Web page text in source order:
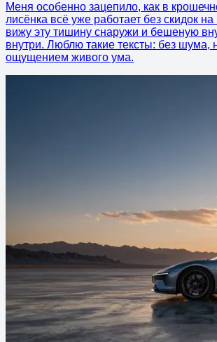
Меня особенно зацепило, как в
лисёнка всё уже работает без скидок
вижу эту тишину снаружи и бешеную
внутри. Люблю такие тексты: без шума,
ощущением живого ума.